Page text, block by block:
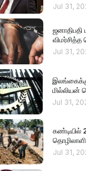
Jul 31,
விமர்சித்த
Jul 31,
மில்லியன்
Jul 31,
கண்டியில்
Jul 31,